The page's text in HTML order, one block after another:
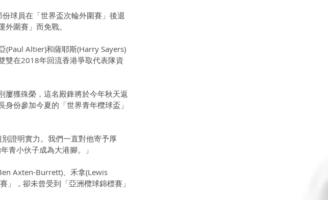
球員在「世界盃次輪外圍賽」後退
圍賽」而免戰。
(Paul Altier)和薩耶斯(Harry Sayers)
雙在2018年回流香港爭取代表隊資
屢獲殊榮，這名殿鋒將於今年秋天返
份參加今夏的「世界青年欖球盃」
證明實力。我們一直對他寄予厚
青小伙子成為大港腳。」
Axten-Burrett)、禾拿(Lewis
，卻未曾受到「亞洲欖球錦標賽」